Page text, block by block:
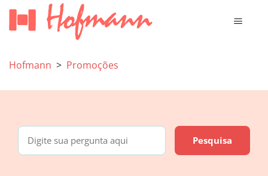
Hofmann Promoções